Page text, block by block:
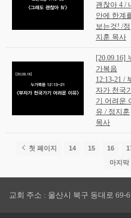
괜찮아 4 /
안에 한계
보는것! /정
지훈 목사
[20.09.16]
가복음
12:13-21 /
자가 천국
기 어려운
유 / 정지훈
목사
첫 페이지 14 15 16
마지막
교회 주소 : 울산시 북구 동대로 69-6